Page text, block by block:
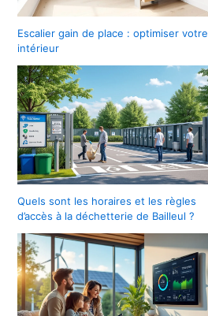
Escalier gain de place : optimiser votre
intérieur
Quels sont les horaires et les règles
d’accès à la déchetterie de Bailleul ?